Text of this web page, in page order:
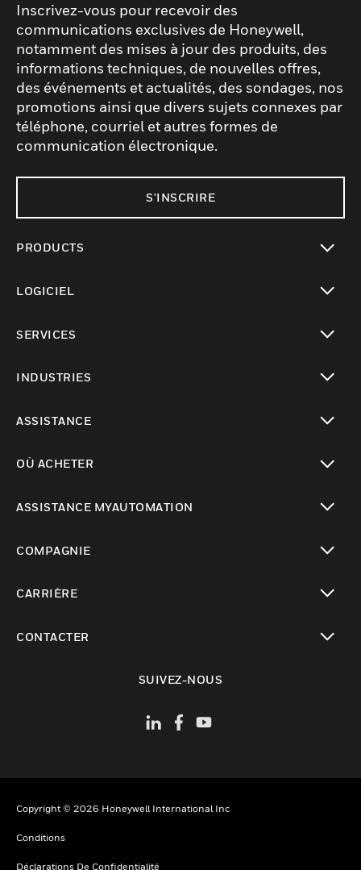
Inscrivez-vous pour recevoir des
communications exclusives de Honeywell,
notamment des mises à jour des produits, des
informations techniques, de nouvelles offres,
des événements et actualités, des sondages, nos
promotions ainsi que divers sujets connexes par
téléphone, courriel et autres formes de
communication électronique.
S'INSCRIRE
PRODUCTS
LOGICIEL
SERVICES
INDUSTRIES
ASSISTANCE
OÙ ACHETER
ASSISTANCE MYAUTOMATION
COMPAGNIE
CARRIÈRE
CONTACTER
SUIVEZ-NOUS
Copyright © 2026 Honeywell International Inc
Conditions
Déclarations De Confidentialité